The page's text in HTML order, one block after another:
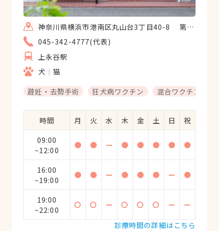
神奈川県横浜市港南区丸山台3丁目40-8 第二丸井ビル101
045-342-4777(代表)
上永谷駅
犬
猫
避妊・去勢手術
狂犬病ワクチン 混合ワクチン
時間 月 火 水 木 金 土 日
祝
09:00
~12:00
● ● ー ● ● ● ● ●
16:00
~19:00
● ● ー ● ● ● ー ●
19:00
~22:00
〇 〇 ー 〇 〇 〇 ー
ー
診療時間の詳細はこちら